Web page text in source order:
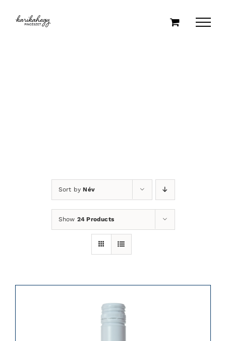
Sort byNév
Show 24 Products